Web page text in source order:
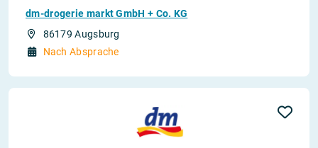
dm-drogerie markt GmbH + Co. KG
86179 Augsburg
Nach Absprache